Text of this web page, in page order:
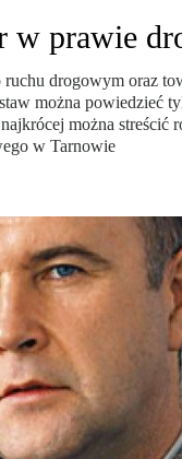
w prawie
drogowym oraz
można powiedzieć
można streścić
w Tarnowie